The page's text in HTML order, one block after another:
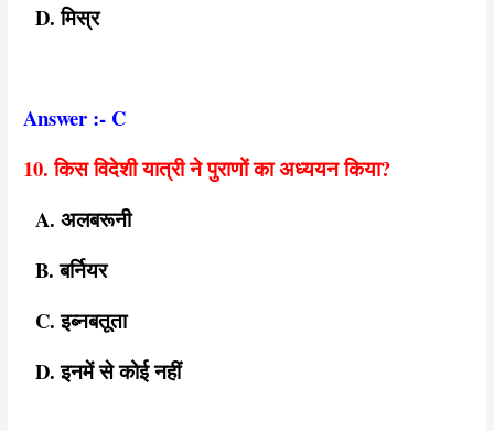
D. मिस्र
Answer :- C
10. किस विदेशी यात्री ने पुराणों का अध्ययन किया?
A. अलबरूनी
B. बर्नियर
C. इब्नबतूता
D. इनमें से कोई नहीं